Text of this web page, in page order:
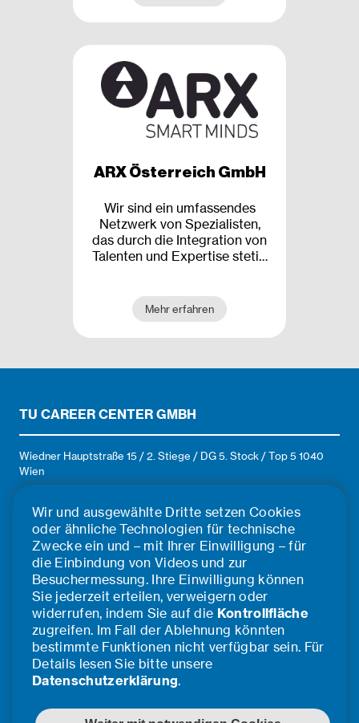
Kund*innen geht, neue
Technologien oder
Herausforderungen. Und die
meistern wir am besten im
Team.
ARX Österreich GmbH
Wir sind ein umfassendes
Netzwerk von Spezialisten,
das durch die Integration von
Talenten und Expertise stetig
Designprojekte und passt sich
dabei einer dynamischen und
anspruchsvollen globalen
Niederlassungen bestehen
die Netzwerke und
Beziehungen in ihrem eigenen
Umfeld aufbauen und
gleichzeitig die gesamte
Gruppe stärken. Auf diese
Know-how mit globalen Best
Practices, um unseren Kunden
eine umfassende
Dienstleistung anbieten zu
können. Unsere
Kompetenzbereiche sind:
Infrastruktur, Städtebau,
Energie & Industrie.
Mehr erfahren
TU CAREER CENTER GMBH
Wiedner Hauptstraße 15 / 2. Stiege / DG 5. Stock / Top 5 1040
Wien
E-Mail: office@tucareer.com
ÜBER UNS
Team
Impressum
Kooperationspartner*innen
Cookie Einstellungen
©2026 TU Career Center GmbH
Wir und ausgewählte Dritte setzen Cookies
oder ähnliche Technologien für technische
Zwecke ein und – mit Ihrer Einwilligung – für
die Einbindung von Videos und zur
Besuchermessung. Ihre Einwilligung können
Sie jederzeit erteilen, verweigern oder
widerrufen, indem Sie auf die Kontrollfläche
zugreifen. Im Fall der Ablehnung könnten
bestimmte Funktionen nicht verfügbar sein. Für
Details lesen Sie bitte unsere
Datenschutzerklärung.